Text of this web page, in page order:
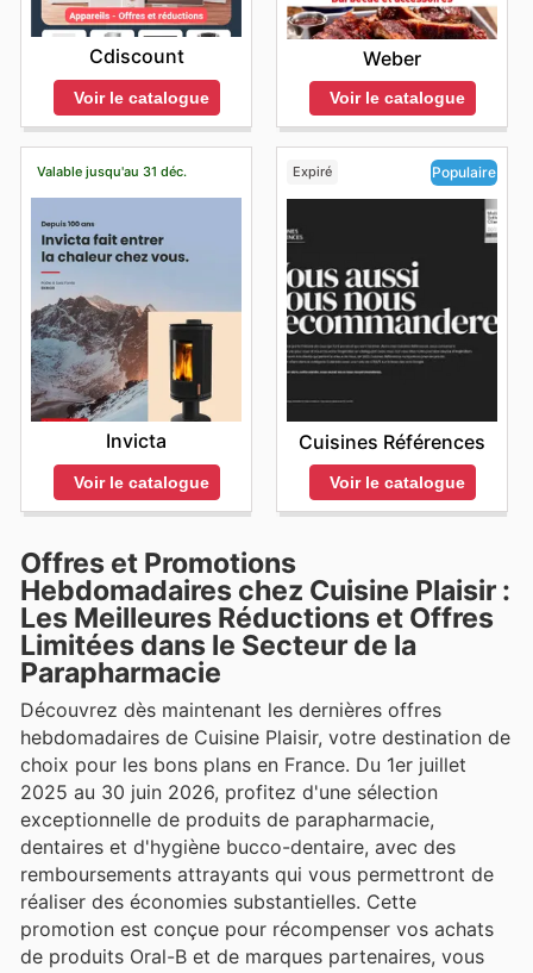
Cdiscount
Voir le catalogue
Weber
Voir le catalogue
Valable jusqu'au 31 déc.
Invicta
Voir le catalogue
Expiré Populaire
Cuisines Références
Voir le catalogue
Offres et Promotions
Hebdomadaires chez Cuisine Plaisir :
Les Meilleures Réductions et Offres
Limitées dans le Secteur de la
Parapharmacie
Découvrez dès maintenant les dernières offres
hebdomadaires de Cuisine Plaisir, votre destination de
choix pour les bons plans en France. Du 1er juillet
2025 au 30 juin 2026, profitez d'une sélection
exceptionnelle de produits de parapharmacie,
dentaires et d'hygiène bucco-dentaire, avec des
remboursements attrayants qui vous permettront de
réaliser des économies substantielles. Cette
promotion est conçue pour récompenser vos achats
de produits Oral-B et de marques partenaires, vous